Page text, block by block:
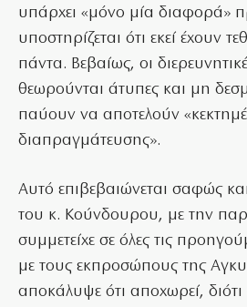
υπάρχει «μόνο μία διαφορά»
υποστηρίζεται ότι εκεί έχουν
πάντα. Βεβαίως, οι
θεωρούνται άτυπες και μη
παύουν να αποτελούν
διαπραγμάτευσης».
Αυτό επιβεβαιώνεται σαφώς
του κ. Κούνδουρου, με την
συμμετείχε σε όλες τις
με τους εκπροσώπους της
αποκάλυψε ότι αποχωρεί,